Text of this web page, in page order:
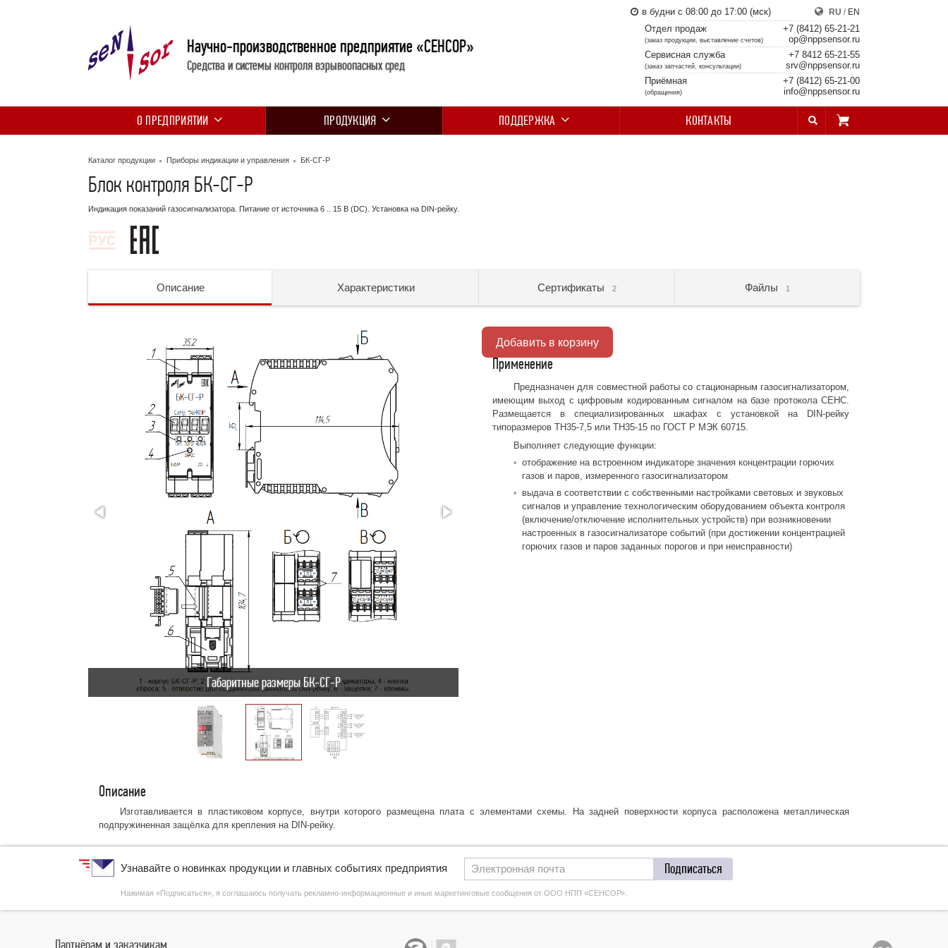
Научно-производственное предприятие «СЕНСОР»
Средства и системы контроля взрывоопасных сред
в будни с 08:00 до 17:00 (мск) RU / EN
Отдел продаж
(заказ продукции, выставление счетов)
+7 (8412) 65-21-21
op@nppsensor.ru
Сервисная служба
(заказ запчастей, консультации)
+7 8412 65-21-55
srv@nppsensor.ru
Приёмная
(обращения)
+7 (8412) 65-21-00
info@nppsensor.ru
О ПРЕДПРИЯТИИ ПРОДУКЦИЯ ПОДДЕРЖКА КОНТАКТЫ
Каталог продукции Приборы индикации и управления БК-СГ-Р
Блок контроля БК-СГ-Р
Индикация показаний газосигнализатора. Питание от источника 6 .. 15 В (DC). Установка на DIN-рейку.
Описание Характеристики Сертификаты 2 Файлы 1
Габаритные размеры БК-СГ-Р
Добавить в корзину
Применение
Предназначен для совместной работы со стационарным газосигнализатором,
имеющим выход с цифровым кодированным сигналом на базе протокола СЕНС.
Размещается в специализированных шкафах с установкой на DIN-рейку
типоразмеров TH35-7,5 или TH35-15 по ГОСТ Р МЭК 60715.
Выполняет следующие функции:
отображение на встроенном индикаторе значения концентрации горючих
газов и паров, измеренного газосигнализатором
выдача в соответствии с собственными настройками световых и звуковых
сигналов и управление технологическим оборудованием объекта контроля
(включение/отключение исполнительных устройств) при возникновении
настроенных в газосигнализаторе событий (при достижении концентрацией
горючих газов и паров заданных порогов и при неисправности)
Описание
Изготавливается в пластиковом корпусе, внутри которого размещена плата с элементами схемы. На задней поверхности корпуса расположена металлическая
подпружиненная защёлка для крепления на DIN-рейку.
Узнавайте о новинках продукции и главных событиях предприятия Подписаться
Нажимая «Подписаться», я соглашаюсь получать рекламно-информационные и иные маркетинговые сообщения от ООО НПП «СЕНСОР».